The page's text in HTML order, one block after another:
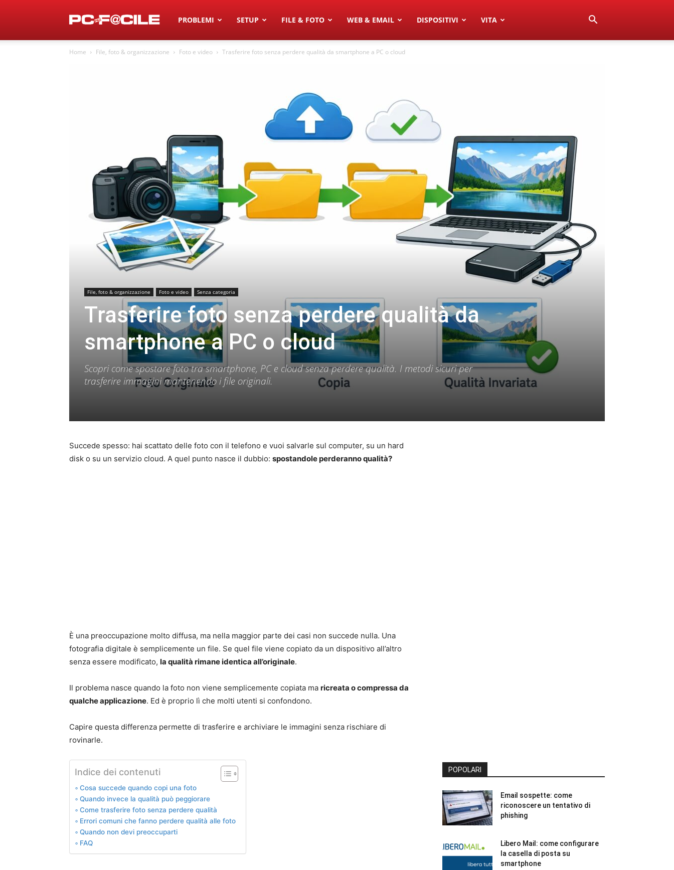
PROBLEMI SETUP FILE & FOTO WEB & EMAIL DISPOSITIVI VITA
Home File, foto & organizzazione Foto e video Trasferire foto senza perdere qualità da smartphone a PC o cloud
File, foto & organizzazione Foto e video Senza categoria
Trasferire foto senza perdere qualità da
smartphone a PC o cloud
Scopri come spostare foto tra smartphone, PC e cloud senza perdere qualità. I metodi sicuri per
trasferire immagini mantenendo i file originali.
Succede spesso: hai scattato delle foto con il telefono e vuoi salvarle sul computer, su un hard
disk o su un servizio cloud. A quel punto nasce il dubbio: spostandole perderanno qualità?
È una preoccupazione molto diffusa, ma nella maggior parte dei casi non succede nulla. Una
fotografia digitale è semplicemente un file. Se quel file viene copiato da un dispositivo all’altro
senza essere modificato, la qualità rimane identica all’originale.
Il problema nasce quando la foto non viene semplicemente copiata ma ricreata o compressa da
qualche applicazione. Ed è proprio lì che molti utenti si confondono.
Capire questa differenza permette di trasferire e archiviare le immagini senza rischiare di
rovinarle.
Indice dei contenuti
Cosa succede quando copi una foto
Quando invece la qualità può peggiorare
Come trasferire foto senza perdere qualità
Errori comuni che fanno perdere qualità alle foto
Quando non devi preoccuparti
FAQ
POPOLARI
Email sospette: come
riconoscere un tentativo di
phishing
Libero Mail: come configurare
la casella di posta su
smartphone